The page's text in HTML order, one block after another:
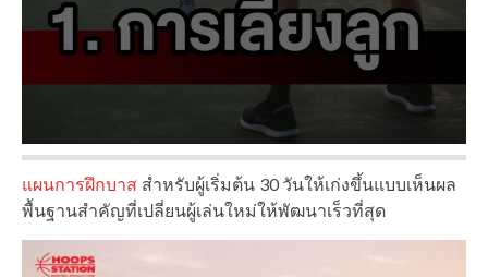
แผนการฝึกบาส สำหรับผู้เริ่มต้น 30 วันให้เก่งขึ้นแบบเห็นผล
พื้นฐานสำคัญที่เปลี่ยนผู้เล่นใหม่ให้พัฒนาเร็วที่สุด